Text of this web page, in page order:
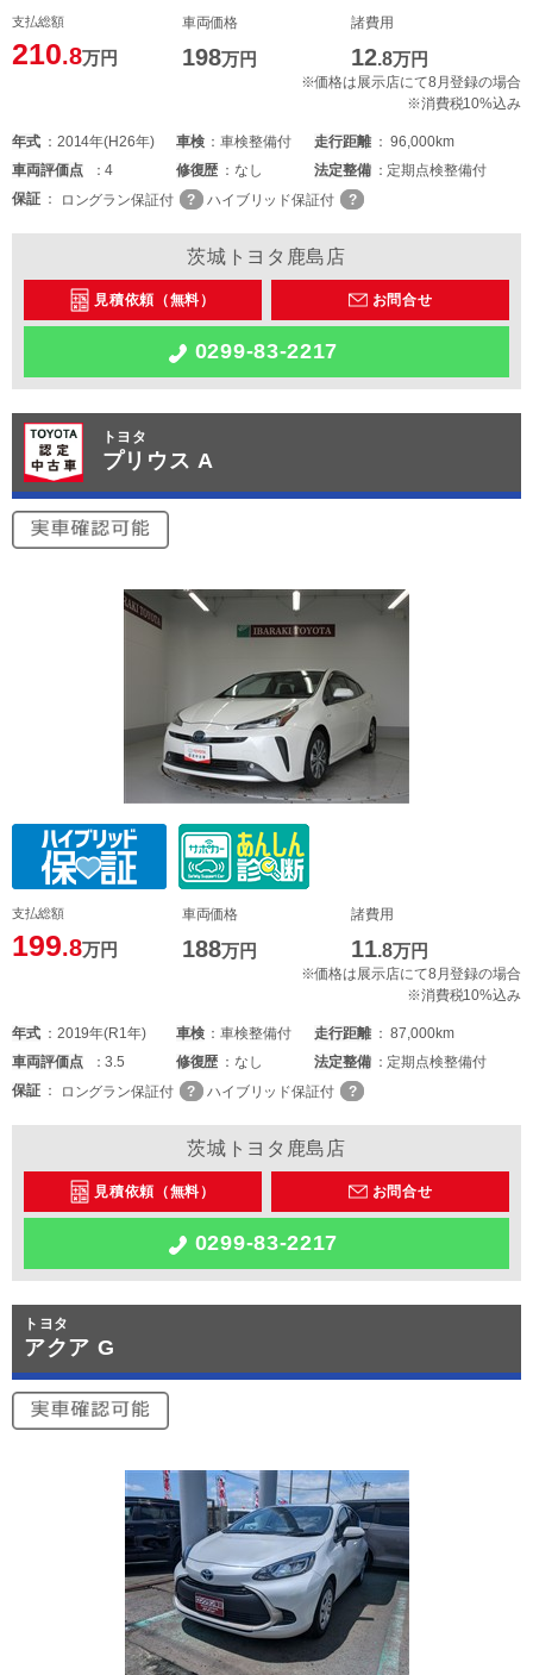
支払総額
210.8万円
車両価格
198万円
諸費用
12.8万円
※価格は展示店にて8月登録の場合
※消費税10%込み
年式 2014年(H26年) 車検 車検整備付 走行距離
96,000km
車両評価点 4 修復歴 なし 法定整備
定期点検整備付
保証
ロングラン保証付 ハイブリッド保証付
茨城トヨタ鹿島店
見積依頼（無料） お問合せ
0299-83-2217
トヨタ
プリウス A
支払総額
199.8万円
車両価格
188万円
諸費用
11.8万円
※価格は展示店にて8月登録の場合
※消費税10%込み
年式 2019年(R1年) 車検 車検整備付 走行距離
87,000km
車両評価点 3.5 修復歴 なし 法定整備
定期点検整備付
保証
ロングラン保証付 ハイブリッド保証付
茨城トヨタ鹿島店
見積依頼（無料） お問合せ
0299-83-2217
トヨタ
アクア G